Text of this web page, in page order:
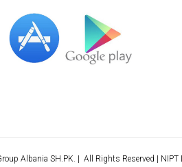
Albania SH.PK. | All Rights Reserved |